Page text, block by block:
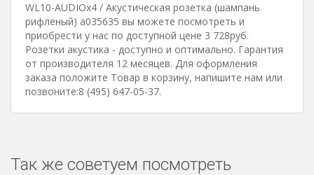
WL10-AUDIOx4 / Акустическая розетка (шампань
рифленый) a035635 вы можете посмотреть и
приобрести у нас по доступной цене 3 728руб.
Розетки акустика - доступно и оптимально. Гарантия
от производителя 12 месяцев. Для оформления
заказа положите Товар в корзину, напишите нам или
позвоните:8 (495) 647-05-37.
Так же советуем посмотреть